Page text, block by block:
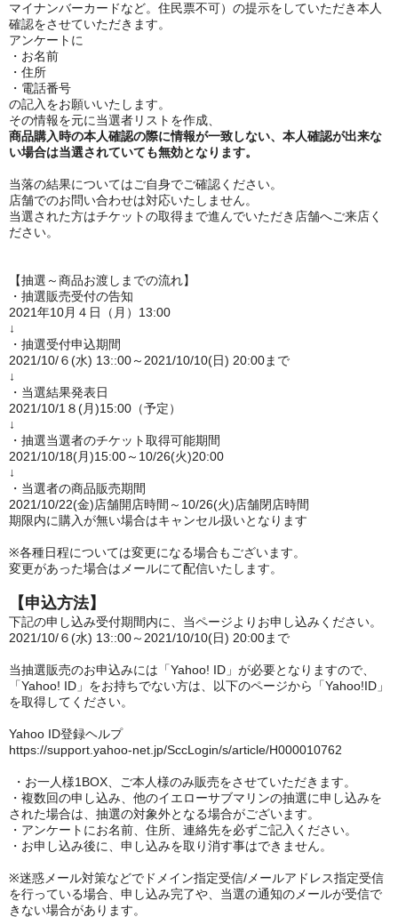
マイナンバーカードなど。住民票不可）の提示をしていただき本人
確認をさせていただきます。
アンケートに
・お名前
・住所
・電話番号
の記入をお願いいたします。
その情報を元に当選者リストを作成、
商品購入時の本人確認の際に情報が一致しない、本人確認が出来な
い場合は当選されていても無効となります。
当落の結果についてはご自身でご確認ください。
店舗でのお問い合わせは対応いたしません。
当選された方はチケットの取得まで進んでいただき店舗へご来店く
ださい。
【抽選～商品お渡しまでの流れ】
・抽選販売受付の告知
2021年10月４日（月） 13:00
↓
・抽選受付申込期間
2021/10/６(水) 13::00～ 2021/10/10(日) 20:00まで
↓
・当選結果発表日
2021/10/1 ８(月)15:00 （予定）
↓
・抽選当選者のチケット取得可能期間
2021/10/18(月)15:00～ 10/26(火)20:00
↓
・当選者の商品販売期間
2021/10/22(金)店舗開店時間～ 10/26(火)店舗閉店時間
期限内に購入が無い場合はキャンセル扱いとなります
※各種日程については変更になる場合もございます。
変更があった場合はメールにて配信いたします。
【申込方法】
下記の申し込み受付期間内に、当ページよりお申し込みください。
2021/10/６(水) 13::00～ 2021/10/10(日) 20:00まで
当抽選販売のお申込みには「Yahoo! ID 」が必要となりますので、
「Yahoo! ID 」をお持ちでない方は、以下のページから「Yahoo!ID 」
を取得してください。
Yahoo ID登録ヘルプ
https://support.yahoo-net.jp/SccLogin/s/article/H000010762
・お一人様1BOX 、ご本人様のみ販売をさせていただきます。
・複数回の申し込み、他のイエローサブマリンの抽選に申し込みを
された場合は、抽選の対象外となる場合がございます。
・アンケートにお名前、住所、連絡先を必ずご記入ください。
・お申し込み後に、申し込みを取り消す事はできません。
※迷惑メール対策などでドメイン指定受信/ メールアドレス指定受信
を行っている場合、申し込み完了や、当選の通知のメールが受信で
きない場合があります。